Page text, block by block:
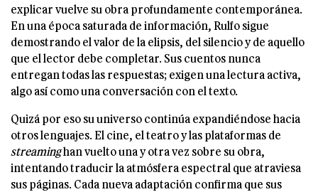
explicar vuelve su obra profundamente contemporánea.
En una época saturada de información, Rulfo sigue
demostrando el valor de la elipsis, del silencio y de aquello
que el lector debe completar. Sus cuentos nunca
entregan todas las respuestas; exigen una lectura activa,
algo así como una conversación con el texto.
Quizá por eso su universo continúa expandiéndose hacia
otros lenguajes. El cine, el teatro y las plataformas de
streaminghan vuelto una y otra vez sobre su obra,
intentando traducir la atmósfera espectral que atraviesa
sus páginas. Cada nueva adaptación confirma que sus